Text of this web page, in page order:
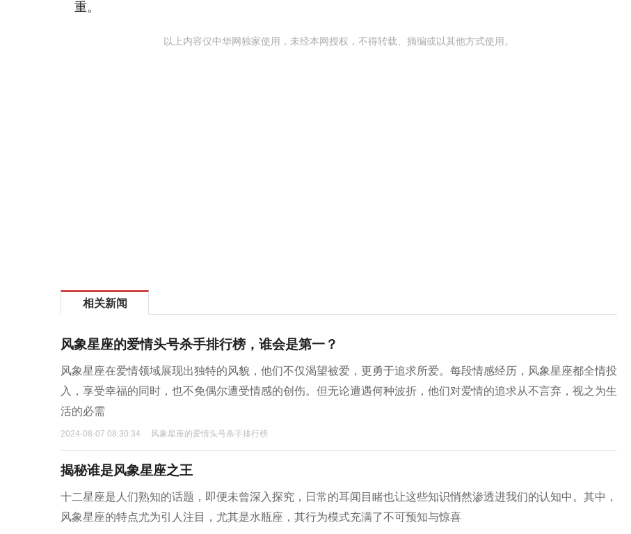
重。
以上内容仅中华网独家使用，未经本网授权，不得转载、摘编或以其他方式使用。
相关新闻
风象星座的爱情头号杀手排行榜，谁会是第一？
风象星座在爱情领域展现出独特的风貌，他们不仅渴望被爱，更勇于追求所爱。每段情感经历，风象星座都全情投
入，享受幸福的同时，也不免偶尔遭受情感的创伤。但无论遭遇何种波折，他们对爱情的追求从不言弃，视之为生
活的必需
2024-08-07 08:30:34 风象星座的爱情头号杀手排行榜
揭秘谁是风象星座之王
十二星座是人们熟知的话题，即便未曾深入探究，日常的耳闻目睹也让这些知识悄然渗透进我们的认知中。其中，
风象星座的特点尤为引人注目，尤其是水瓶座，其行为模式充满了不可预知与惊喜